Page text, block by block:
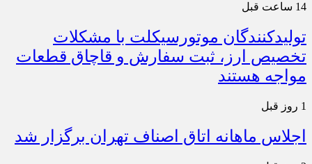
14 ساعت قبل
تولیدکنندگان موتورسیکلت با مشکلات
تخصیص ارز، ثبت سفارش و قاچاق قطعات
مواجه هستند
1 روز قبل
اجلاس ماهانه اتاق اصناف تهران برگزار شد